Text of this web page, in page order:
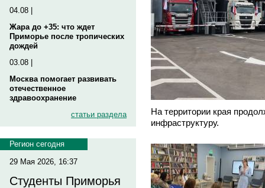
04.08 |
Жара до +35: что ждет
Приморье после тропических
дождей
03.08 |
Москва помогает развивать
отечественное
здравоохранение
статьи раздела
Регион сегодня
29 Мая 2026, 16:37
Студенты Приморья
На территории края
инфраструктуру.